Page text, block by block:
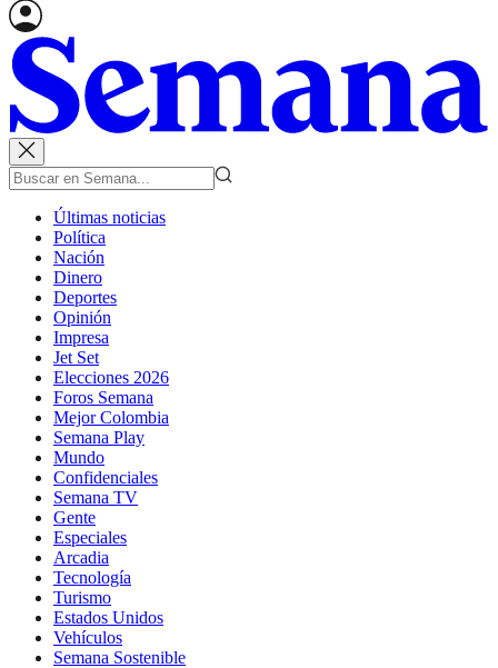
Últimas noticias
Política
Nación
Dinero
Deportes
Opinión
Impresa
Jet Set
Elecciones 2026
Foros Semana
Mejor Colombia
Semana Play
Mundo
Confidenciales
Semana TV
Gente
Especiales
Arcadia
Tecnología
Turismo
Estados Unidos
Vehículos
Semana Sostenible